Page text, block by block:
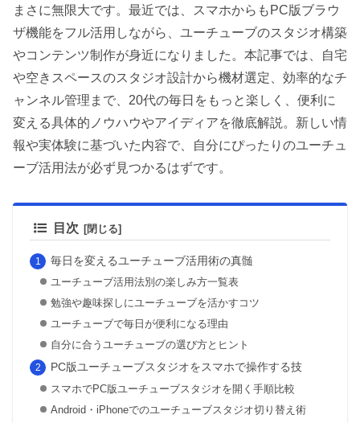
まさに無限大です。最近では、スマホからもPC版ブラウ
ザ機能をフル活用しながら、ユーチューブのスタジオ構築
やコンテンツ制作が身近になりました。本記事では、自宅
や空きスペースのスタジオ設計から機材選定、効率的なチ
ャンネル管理まで、20代の毎日をもっと楽しく、便利に
変える具体的ノウハウやアイディアを徹底解説。新しい情
報や実体験に基づいた内容で、自分にぴったりのユーチュ
ーブ活用法が必ず見つかるはずです。
目次
毎日を変えるユーチューブ活用術の真髄
ユーチューブ活用法別の楽しみ方一覧表
勉強や趣味探しにユーチューブを活かすコツ
ユーチューブで毎日が便利になる理由
自分に合うユーチューブの選び方とヒント
PC版ユーチューブスタジオをスマホで操作する技
スマホでPC版ユーチューブスタジオを開く手順比較
Android・iPhoneでのユーチューブスタジオ切り替え術